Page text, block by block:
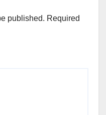
published. Required